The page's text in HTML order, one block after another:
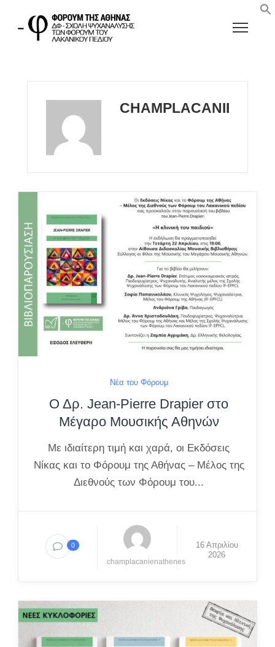
Νέα του Φόρουμ
Ο Δρ. Jean-Pierre Drapier στο
Μέγαρο Μουσικής Αθηνών
Με ιδιαίτερη τιμή και χαρά, οι Εκδόσεις
Νίκας και το Φόρουμ της Αθήνας – Μέλος της
Διεθνούς των Φόρουμ του...
0
champlacanienathenes
16 Απριλίου
2026